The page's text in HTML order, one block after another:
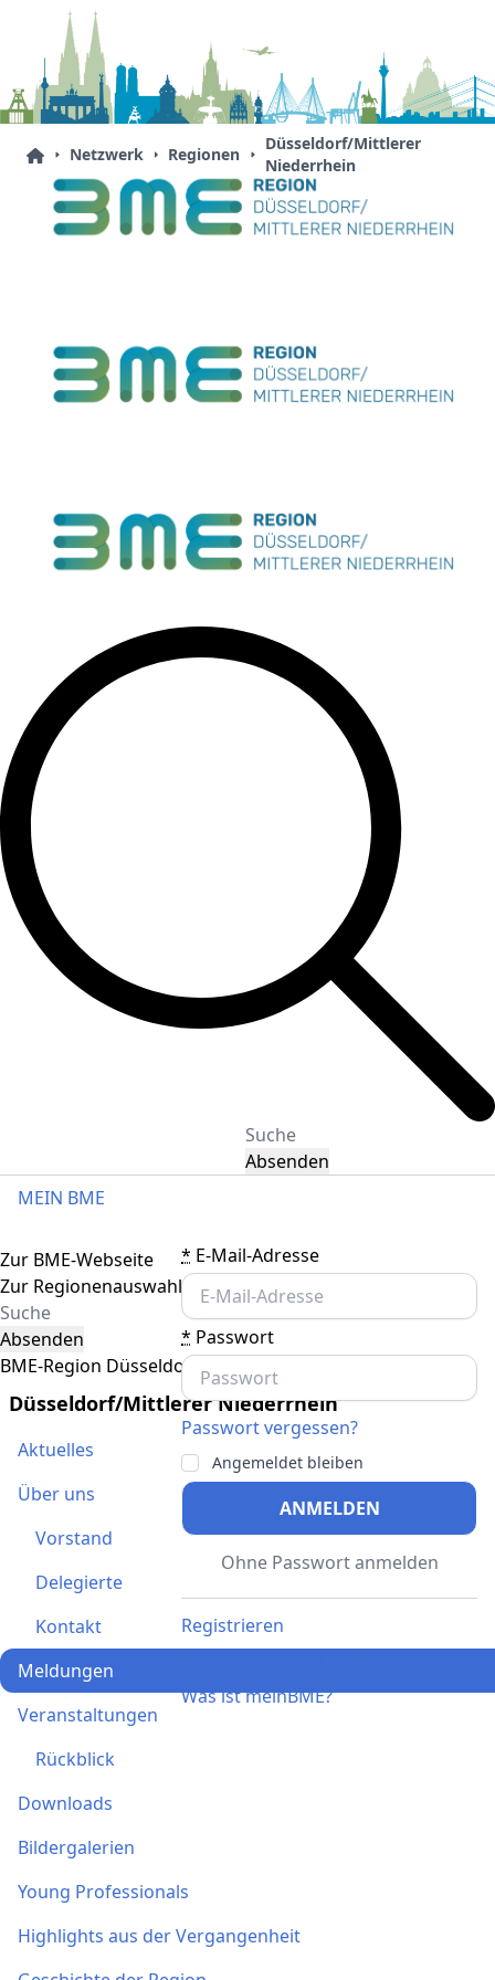
Netzwerk Regionen
Düsseldorf/Mittlerer
Niederrhein
Absenden
MEIN BME
* E-Mail-Adresse
* Passwort
Passwort vergessen?
Angemeldet bleiben
ANMELDEN
Ohne Passwort anmelden
Registrieren
Was ist meinBME?
Toggle navigation
Zur BME-Webseite
Zur Regionenauswahl
Absenden
BME-Region Düsseldorf/Mittlerer Niederrhein
Düsseldorf/Mittlerer Niederrhein
Aktuelles
Über uns
Vorstand
Delegierte
Kontakt
Meldungen
Veranstaltungen
Rückblick
Downloads
Bildergalerien
Young Professionals
Highlights aus der Vergangenheit